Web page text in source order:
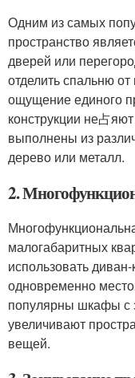
Одним из самых
пространство
дверей или
отделить спальню
ощущение единого
конструкции не占
выполнены из
дерево или металл.
2.
малогабаритных
использовать
одновременно
популярны шкафы с
увеличивают
вещей.